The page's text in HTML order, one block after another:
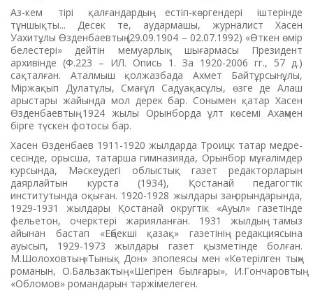
Аз-кем тірі қалғандардың естіп-көргендері іштерінде
тұншықты... Десек те, аудармашы, журналист Хасен
Уахитұлы Өзденбаевтың (29.09.1904 – 02.07.1992) «Өткен өмір
белестері» дейтін мемуарлық шығармасы Президент
архивінде (Ф.223 – ИЛ. Опись 1. За 1920-2006 гг., 57 д.)
сақталған. Атал­мыш қолжазбада Ахмет Байтұр­сынұлы,
Міржақып Дулатұлы, Смағұл Садуақасұлы, өзге де Алаш
арыстары жайында мол дерек бар. Сонымен қатар Хасен
Өзденбаевтың 1924 жылы Орын­борда ұлт көсемі Ахаңмен
бірге түскен фотосы бар.
Хасен Өзденбаев 1911-1920 жылдарда Троицк татар медре­
се­сінде, орысша, татарша гимназия­да, Орынбор мұғалімдер
курсында, Мәскеудегі облыстық газет редакторларын
даярлайтын курс­та (1934), Қостанай педагогтік
институтында оқыған. 1920-1928 жылдары заң орындарында,
1929-1931 жылдары Қостанай округтік «Ауыл» газетінде
фельетон, очерктері жарияланған. 1931 жылдың тамыз
айынан бастап «Еңбекші қазақ» газетінің редакциясына
ауысып, 1929-1973 жылдары газет қызметінде бол­ған.
М.Шолоховтың «Тынық Дон» эпопеясы мен «Көтерілген тың»
романын, О.Бальзактың «Шегірен былғары», И.Гон­ча­ровтың
«Обломов» романдарын тәржімелеген.